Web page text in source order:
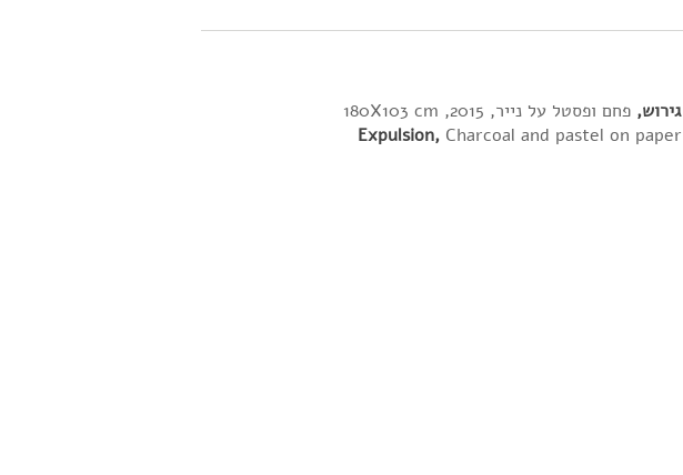
גירוש, פחם ופסטל על נייר, 180X103 cm ,2015
Expulsion, Charcoal and pastel on paper